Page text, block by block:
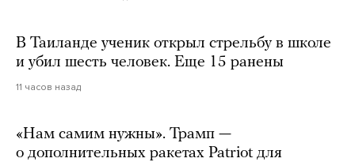
В Таиланде ученик открыл стрельбу в школе
и убил шесть человек. Еще 15 ранены
11 часов назад
«Нам самим нужны». Трамп —
о дополнительных ракетах Patriot для